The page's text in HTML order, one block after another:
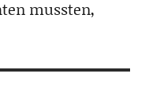
mussten,